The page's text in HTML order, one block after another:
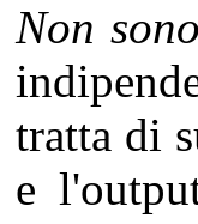
Non
tratta di
e